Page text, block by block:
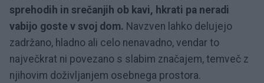
sprehodih in srečanjih ob kavi, hkrati pa neradi
vabijo goste v svoj dom. Navzven lahko delujejo
zadržano, hladno ali celo nenavadno, vendar to
največkrat ni povezano s slabim značajem, temveč z
njihovim doživljanjem osebnega prostora.